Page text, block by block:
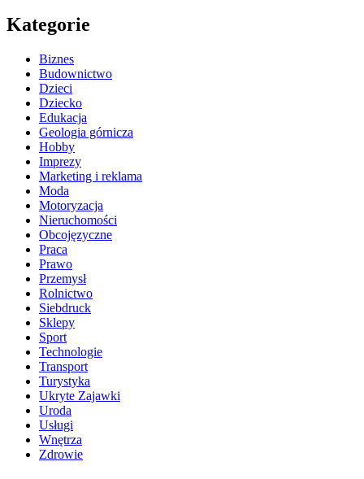
Kategorie
Biznes
Budownictwo
Dzieci
Dziecko
Edukacja
Geologia górnicza
Hobby
Imprezy
Marketing i reklama
Moda
Motoryzacja
Nieruchomości
Obcojęzyczne
Praca
Prawo
Przemysł
Rolnictwo
Siebdruck
Sklepy
Sport
Technologie
Transport
Turystyka
Ukryte Zajawki
Uroda
Usługi
Wnętrza
Zdrowie